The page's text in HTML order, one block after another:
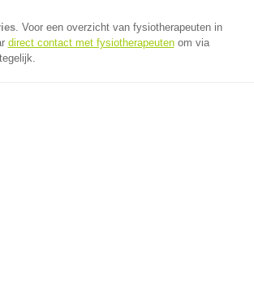
. Voor een overzicht van fysiotherapeuten in
direct contact met fysiotherapeutenom via